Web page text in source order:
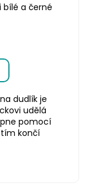
bílé a černé
dudlík je
udělá
pomocí
končí